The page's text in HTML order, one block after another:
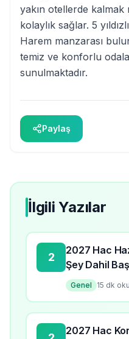
yakın otellerde
kolaylık sağlar. 5
Harem manzarası
temiz ve konforlu
sunulmaktadır.
Paylaş
İlgili Yazılar
2
2027 Hac
Şey Dahil
Genel 15 dk
2027 Hac